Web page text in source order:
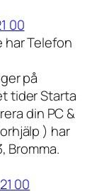
00
har Telefon
på
tider Starta
din PC &
) har
Bromma.
00